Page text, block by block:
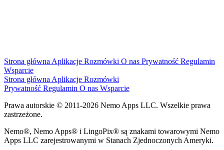
Strona główna Aplikacje Rozmówki O nas Prywatność Regulamin
Wsparcie
Strona główna Aplikacje Rozmówki
Prywatność Regulamin O nas Wsparcie
Prawa autorskie © 2011-2026 Nemo Apps LLC. Wszelkie prawa
zastrzeżone.
Nemo®, Nemo Apps® i LingoPix® są znakami towarowymi Nemo
Apps LLC zarejestrowanymi w Stanach Zjednoczonych Ameryki.